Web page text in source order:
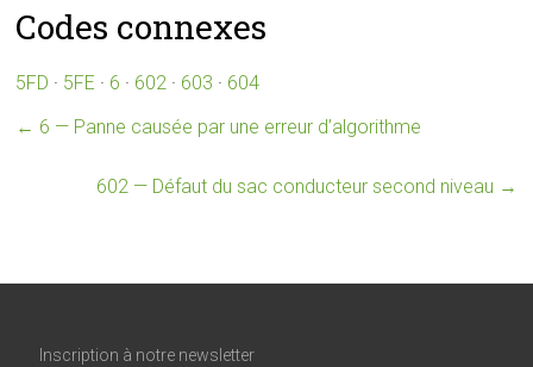
Codes connexes
5FD · 5FE · 6 · 602 · 603 · 604
← 6 — Panne causée par une erreur d’algorithme
602 — Défaut du sac conducteur second niveau →
Inscription à notre newsletter